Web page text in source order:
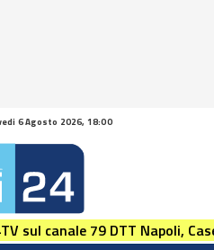
6 Agosto 2026, 18:00
sul canale 79 DTT Napoli,